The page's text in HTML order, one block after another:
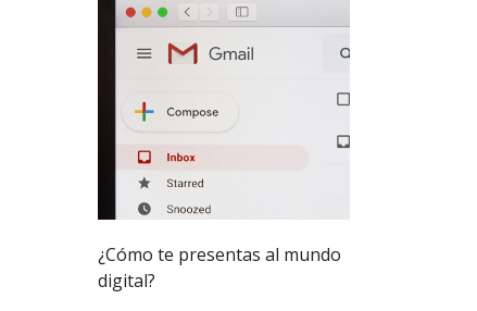
¿Cómo te presentas al mundo
digital?